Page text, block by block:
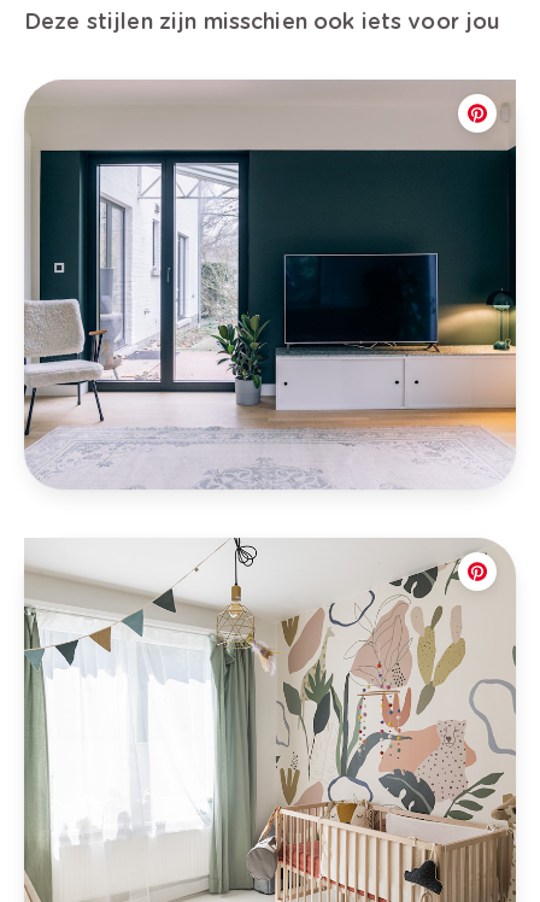
Deze stijlen zijn misschien ook iets voor jou